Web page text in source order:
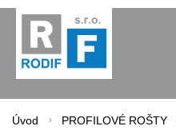
Úvod PROFILOVÉ ROŠTY